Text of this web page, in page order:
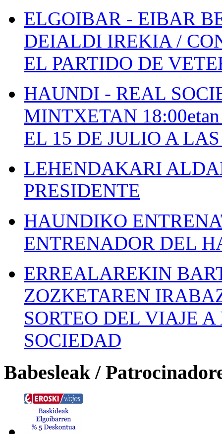
ELGOIBAR - EIBAR
DEIALDI IREKIA /
EL PARTIDO DE
HAUNDI - REAL
MINTXETAN
EL 15 DE JULIO A
LEHENDAKARI
PRESIDENTE
HAUNDIKO
ENTRENADOR DEL
ERREALAREKIN
ZOZKETAREN
SORTEO DEL VIAJE
SOCIEDAD
Babesleak /